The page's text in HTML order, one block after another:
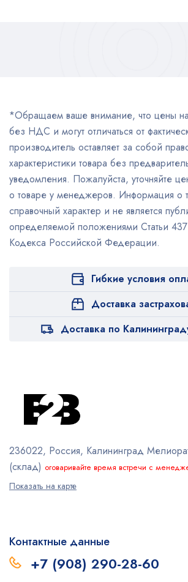
*Обращаем ваше внимание, что цены на
без НДС и могут отличаться от
производитель оставляет за собой
характеристики товара без
уведомления. Пожалуйста, уточняйте
о товаре у менеджеров. Информация о
справочный характер и не является
определяемой положениями Статьи
Кодекса Российской Федерации.
Гибкие условия
Доставка
Доставка по
236022, Россия, Калининград
(склад) оговаривайте время встречи с
Показать на карте
Контактные данные
+7 (908) 290-28-60